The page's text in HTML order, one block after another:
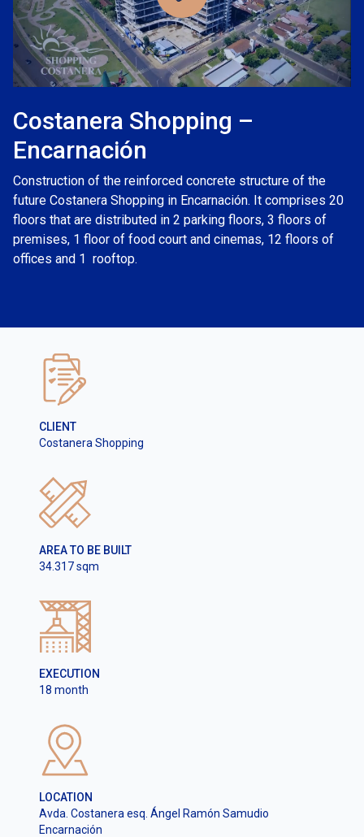
Costanera Shopping –
Encarnación
Construction of the reinforced concrete structure of the
future Costanera Shopping in Encarnación. It comprises 20
floors that are distributed in 2 parking floors, 3 floors of
premises, 1 floor of food court and cinemas, 12 floors of
offices and 1 rooftop.
CLIENT
Costanera Shopping
AREA TO BE BUILT
34.317 sqm
EXECUTION
18 month
LOCATION
Avda. Costanera esq. Ángel Ramón Samudio
Encarnación